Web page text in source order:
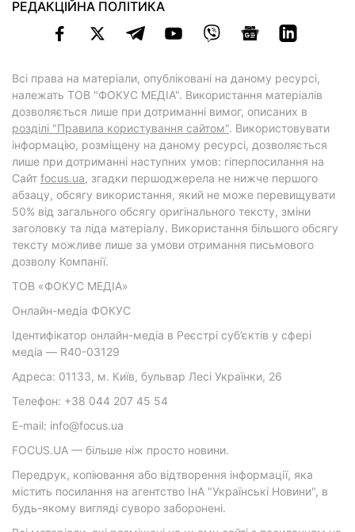
РЕДАКЦІЙНА ПОЛІТИКА
Всі права на матеріали, опубліковані на даному ресурсі,
належать ТОВ "ФОКУС МЕДІА". Використання матеріалів
дозволяється лише при дотриманні вимог, описаних в
розділі "Правила користування сайтом". Використовувати
інформацію, розміщену на даному ресурсі, дозволяється
лише при дотриманні наступних умов: гіперпосилання на
Cайт focus.ua, згадки першоджерела не нижче першого
абзацу, обсягу використання, який не може перевищувати
50% від загального обсягу оригінального тексту, зміни
заголовку та ліда матеріалу. Використання більшого обсягу
тексту можливе лише за умови отримання письмового
дозволу Компанії.
ТОВ «ФОКУС МЕДІА»
Онлайн-медіа ФОКУС
Ідентифікатор онлайн-медіа в Реєстрі суб’єктів у сфері
медіа — R40-03129
Адреса: 01133, м. Київ, бульвар Лесі Українки, 26
Телефон: +38 044 207 45 54
E-mail: info@focus.ua
FOCUS.UA — більше ніж просто новини.
Передрук, копіювання або відтворення інформації, яка
містить посилання на агентство ІнА "Українські Новини", в
будь-якому вигляді суворо заборонені.